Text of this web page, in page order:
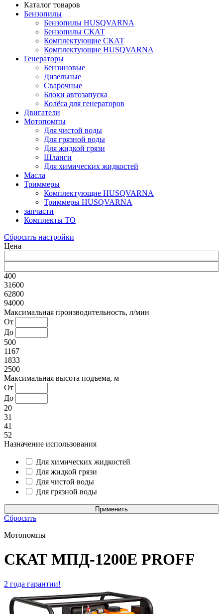
Каталог товаров
Бензопилы
Бензопилы HUSQVARNA
Бензопилы СКАТ
Комплектующие СКАТ
Комплектующие HUSQVARNA
Генераторы
Бензиновые
Дизельные
Сварочные
Блоки автозапуска
Колёса для генераторов
Двигатели
Мотопомпы
Для чистой воды
Для грязной воды
Для жидкой грязи
Шланги
Для химических жидкостей
Масла
Триммеры
Комплектующие HUSQVARNA
Триммеры HUSQVARNA
запчасти
Комплекты ТО
Сбросить настройки
Цена
400
31600
62800
94000
Максимальная производительность, л/мин
От
До
500
1167
1833
2500
Максимальная высота подъема, м
От
До
20
31
41
52
Назначение использования
Для химических жидкостей
Для жидкой грязи
Для чистой воды
Для грязной воды
Сбросить
Мотопомпы
СКАТ МПД-1200Е PROFF
2 года гарантии!